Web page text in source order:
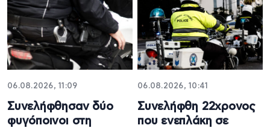
06.08.2026, 11:09
Συνελήφθησαν δύο
φυγόποινοι στη
06.08.2026, 10:41
Συνελήφθη 22χρονος
που ενεπλάκη σε